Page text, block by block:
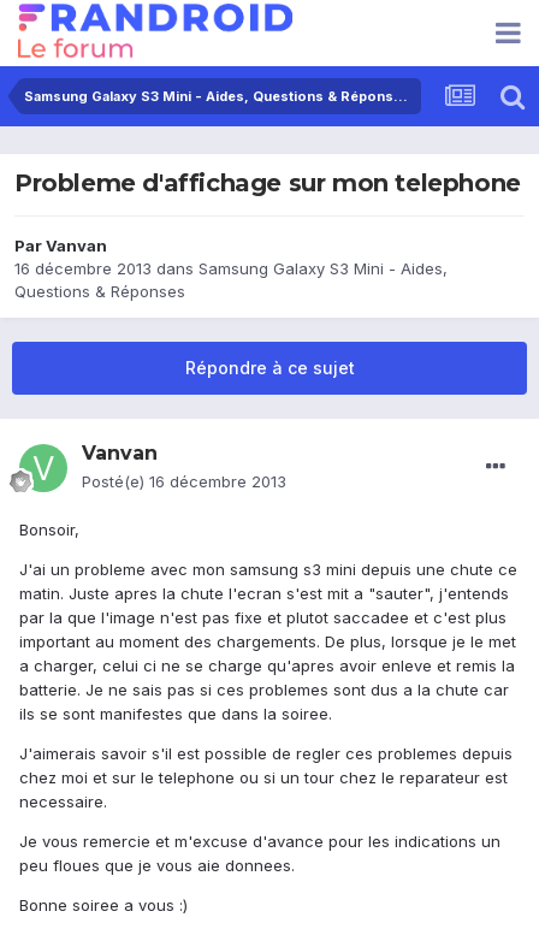
Samsung Galaxy S3 Mini - Aides, Questions & Réponses
Probleme d'affichage sur mon telephone
ParVanvan
16 décembre 2013 dans Samsung Galaxy S3 Mini - Aides,
Questions & Réponses
Répondre à ce sujet
Vanvan
Posté(e) 16 décembre 2013
Bonsoir,
J'ai un probleme avec mon samsung s3 mini depuis une chute ce
matin. Juste apres la chute l'ecran s'est mit a "sauter", j'entends
par la que l'image n'est pas fixe et plutot saccadee et c'est plus
important au moment des chargements. De plus, lorsque je le met
a charger, celui ci ne se charge qu'apres avoir enleve et remis la
batterie. Je ne sais pas si ces problemes sont dus a la chute car
ils se sont manifestes que dans la soiree.
J'aimerais savoir s'il est possible de regler ces problemes depuis
chez moi et sur le telephone ou si un tour chez le reparateur est
necessaire.
Je vous remercie et m'excuse d'avance pour les indications un
peu floues que je vous aie donnees.
Bonne soiree a vous :)